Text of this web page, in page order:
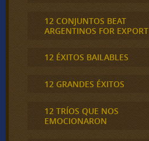
12 CONJUNTOS BEAT
ARGENTINOS FOR EXPORT
12 ÉXITOS BAILABLES
12 GRANDES ÉXITOS
12 TRÍOS QUE NOS
EMOCIONARON